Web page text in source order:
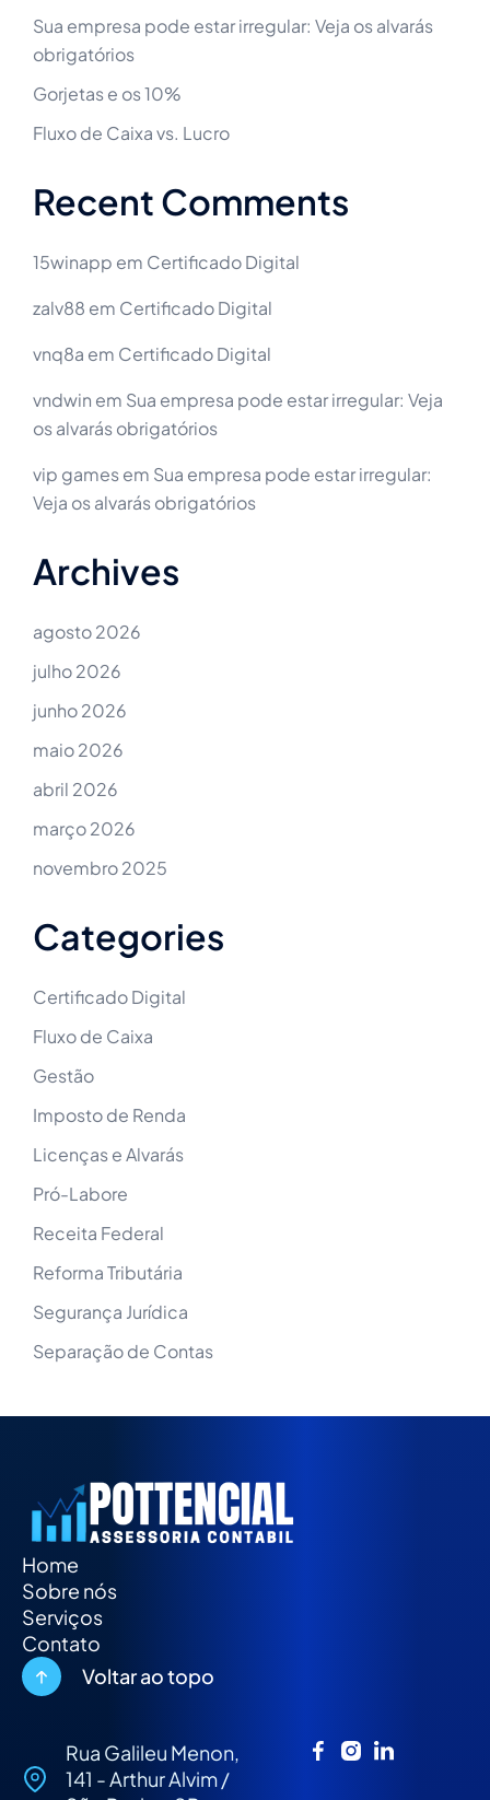
Sua empresa pode estar irregular: Veja os alvarás
obrigatórios
Gorjetas e os 10%
Fluxo de Caixa vs. Lucro
Recent Comments
15winapp em Certificado Digital
zalv88 em Certificado Digital
vnq8a em Certificado Digital
vndwin em Sua empresa pode estar irregular: Veja
os alvarás obrigatórios
vip gamesem Sua empresa pode estar irregular:
Veja os alvarás obrigatórios
Archives
agosto 2026
julho 2026
junho 2026
maio 2026
abril 2026
março 2026
novembro 2025
Categories
Certificado Digital
Fluxo de Caixa
Gestão
Imposto de Renda
Licenças e Alvarás
Pró-Labore
Receita Federal
Reforma Tributária
Segurança Jurídica
Separação de Contas
Home
Sobre nós
Serviços
Contato
Voltar ao topo
Rua Galileu Menon,
141 - Arthur Alvim /